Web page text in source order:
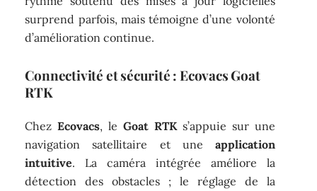
surprend parfois, mais témoigne d’une volonté
d’amélioration continue.
Connectivité et sécurité : Ecovacs Goat
RTK
ChezEcovacs, leGoat RTKs’appuie sur une
navigation satellitaire et une application
intuitive. La caméra intégrée améliore la
détection des obstacles ; le réglage de la